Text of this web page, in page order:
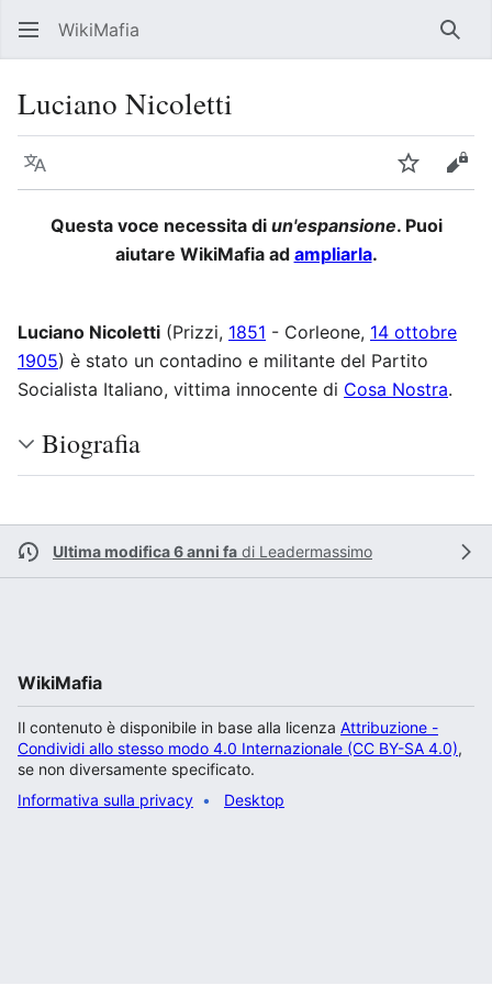
WikiMafia
Luciano Nicoletti
Lingua Segui
Questa voce necessita di un'espansione. Puoi
aiutare WikiMafia ad ampliarla.
Luciano Nicoletti (Prizzi, 1851 - Corleone, 14 ottobre
1905) è stato un contadino e militante del Partito
Socialista Italiano, vittima innocente di Cosa Nostra.
Biografia
Ultima modifica 6 anni fa di Leadermassimo
WikiMafia
Il contenuto è disponibile in base alla licenza Attribuzione -
Condividi allo stesso modo 4.0 Internazionale (CC BY-SA 4.0),
se non diversamente specificato.
Informativa sulla privacy
Desktop